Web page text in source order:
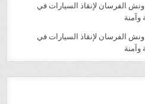
ونش الفرسان لإنقاذ السيارات في
ونش الفرسان لإنقاذ السيارات في